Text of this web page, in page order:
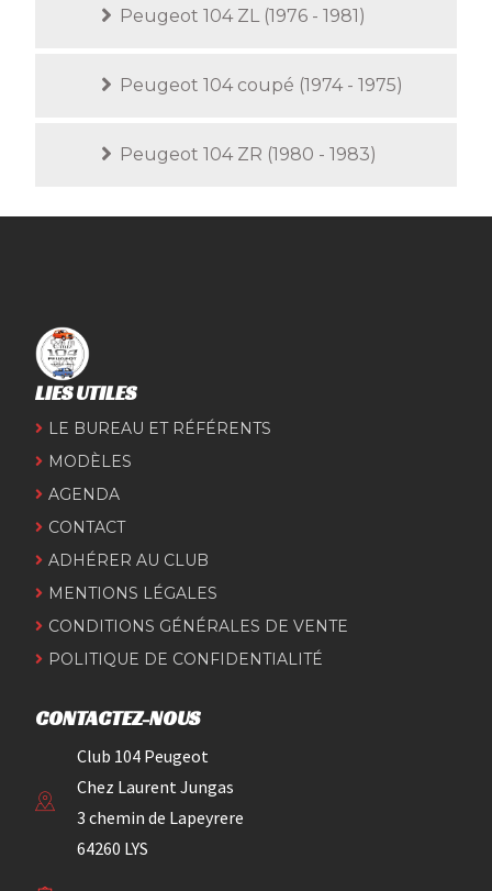
Peugeot 104 ZL (1976 - 1981)
Peugeot 104 coupé (1974 - 1975)
Peugeot 104 ZR (1980 - 1983)
LIES UTILES
LE BUREAU ET RÉFÉRENTS
MODÈLES
AGENDA
CONTACT
ADHÉRER AU CLUB
MENTIONS LÉGALES
CONDITIONS GÉNÉRALES DE VENTE
POLITIQUE DE CONFIDENTIALITÉ
CONTACTEZ-NOUS
Club 104 Peugeot
Chez Laurent Jungas
3 chemin de Lapeyrere
64260 LYS